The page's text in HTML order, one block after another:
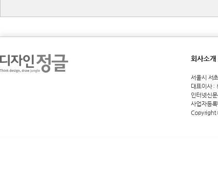
회사소개
서울시 서
대표이사 :
인터넷신
사업자등
Copyright